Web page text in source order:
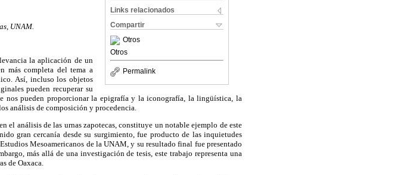
Links relacionados
Compartir
Otros
Otros
Permalink
UNAM.
la aplicación de un
más completa del tema a
Así, incluso los objetos
pueden recuperar su
nos pueden proporcionar la epigrafía y la iconografía, la lingüística, la
análisis de composición y procedencia.
el análisis de las urnas zapotecas, constituye un notable ejemplo de este
gran cercanía desde su surgimiento, fue producto de las inquietudes
Mesoamericanos de la UNAM, y su resultado final fue presentado
más allá de una investigación de tesis, este trabajo representa una
de Oaxaca.